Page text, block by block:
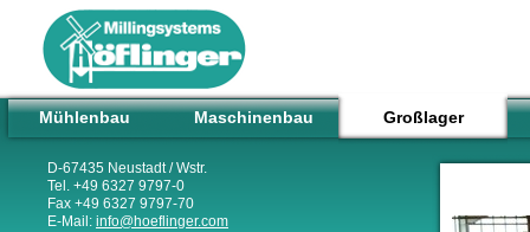
D-67435 Neustadt / Wstr.
Tel. +49 6327 9797-0
Fax +49 6327 9797-70
E-Mail: info@hoeflinger.com
Mühlenbau Maschinenbau Großlager